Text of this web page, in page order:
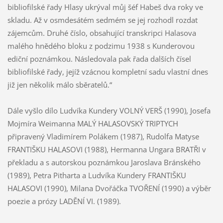
bibliofilské řady Hlasy ukrýval můj šéf Habeš dva roky ve
skladu. Až v osmdesátém sedmém se jej rozhodl rozdat
zájemcům. Druhé číslo, obsahující transkripci Halasova
malého hnědého bloku z podzimu 1938 s Kunderovou
ediční poznámkou. Následovala pak řada dalších čísel
bibliofilské řady, jejíž vzácnou kompletní sadu vlastní dnes
již jen několik málo sběratelů.“
Dále vyšlo dílo Ludvíka Kundery VOLNÝ VERŠ (1990), Josefa
Mojmíra Weimanna MALÝ HALASOVSKÝ TRIPTYCH
připravený Vladimírem Polákem (1987), Rudolfa Matyse
FRANTIŠKU HALASOVI (1988), Hermanna Ungara BRATŘI v
překladu a s autorskou poznámkou Jaroslava Bránského
(1989), Petra Pitharta a Ludvíka Kundery FRANTIŠKU
HALASOVI (1990), Milana Dvořáčka TVOŘENÍ (1990) a výběr
poezie a prózy LADĚNÍ VI. (1989).